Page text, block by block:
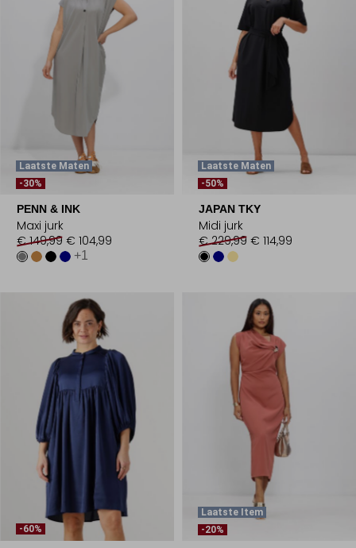
Laatste Maten
-30%
PENN & INK
Maxi jurk
€ 149,99 € 104,99
+1
Laatste Maten
-50%
JAPAN TKY
Midi jurk
€ 229,99 € 114,99
-60%
Laatste Item
-20%